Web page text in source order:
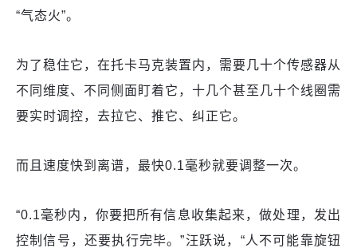
“气态火”。
为了稳住它，在托卡马克装置内，需要几十个传感器从
不同维度、不同侧面盯着它，十几个甚至几十个线圈需
要实时调控，去拉它、推它、纠正它。
而且速度快到离谱，最快0.1毫秒就要调整一次。
“0.1毫秒内，你要把所有信息收集起来，做处理，发出
控制信号，还要执行完毕。”汪跃说，“人不可能靠旋钮